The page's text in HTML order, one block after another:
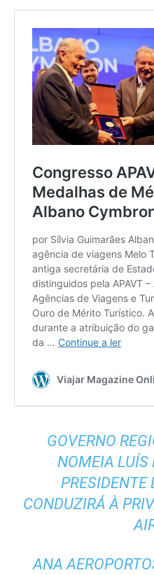
GOVERNO
NOMEIA LUÍS
PRESIDENTE
CONDUZIRÁ À
ANA